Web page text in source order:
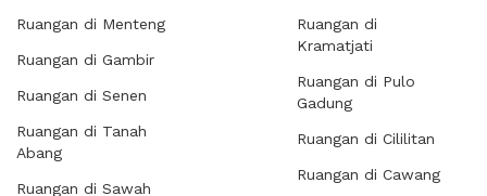
Ruangan di Menteng
Ruangan di Gambir
Ruangan di Senen
Ruangan di Tanah
Abang
Ruangan di Sawah
Ruangan di
Kramatjati
Ruangan di Pulo
Gadung
Ruangan di Cililitan
Ruangan di Cawang